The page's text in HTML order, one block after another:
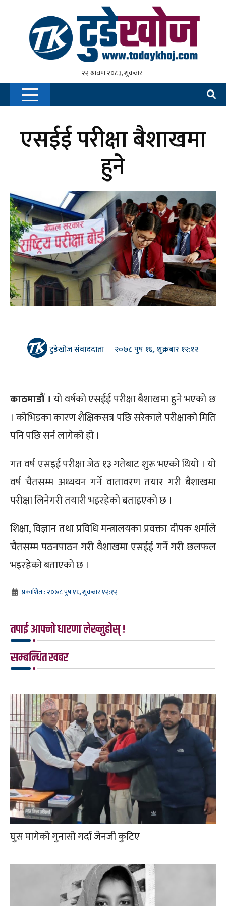
एसईई परीक्षा बैशाखमा
हुने
टुडेखोज संवाददाता २०७८ पुष १६, शुक्रबार १२:१२
काठमाडौं । यो वर्षको एसईई परीक्षा बैशाखमा हुने भएको छ
। कोभिडका कारण शैक्षिकसत्र पछि सरेकाले परीक्षाको मिति
पनि पछि सर्न लागेको हो ।
गत वर्ष एसइई परीक्षा जेठ १३ गतेबाट शुरू भएको थियो । यो
वर्ष चैतसम्म अध्ययन गर्ने वातावरण तयार गरी बैशाखमा
परीक्षा लिनेगरी तयारी भइरहेको बताइएको छ ।
शिक्षा, विज्ञान तथा प्रविधि मन्त्रालयका प्रवक्ता दीपक शर्माले
चैतसम्म पठनपाठन गरी वैशाखमा एसईई गर्ने गरी छलफल
भइरहेको बताएको छ ।
प्रकाशित : २०७८ पुष १६, शुक्रबार १२:१२
तपाई आफ्नो धारणा लेख्नुहोस् !
सम्बन्धित खबर
घुस मागेको गुनासो गर्दा जेनजी कुटिए